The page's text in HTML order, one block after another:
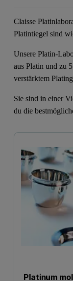
Claisse
Platintiegel sind
Unsere Platin-
aus Platin und zu
verstärktem
Sie sind in einer
du die
Platinum